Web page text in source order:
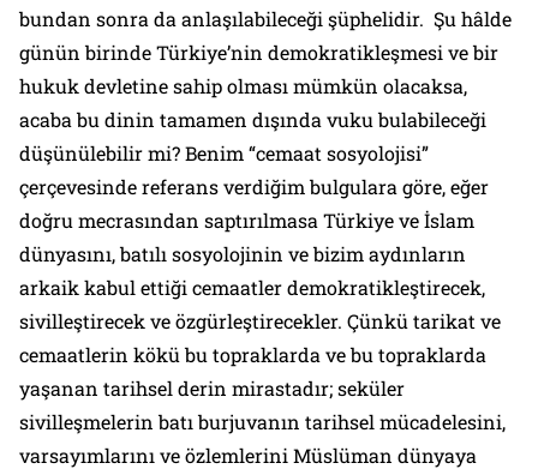
bundan sonra da anlaşılabileceği şüphelidir. Şu hâlde
günün birinde Türkiye’nin demokratikleşmesi ve bir
hukuk devletine sahip olması mümkün olacaksa,
acaba bu dinin tamamen dışında vuku bulabileceği
düşünülebilir mi? Benim “cemaat sosyolojisi”
çerçevesinde referans verdiğim bulgulara göre, eğer
doğru mecrasından saptırılmasa Türkiye ve İslam
dünyasını, batılı sosyolojinin ve bizim aydınların
arkaik kabul ettiği cemaatler demokratikleştirecek,
sivilleştirecek ve özgürleştirecekler. Çünkü tarikat ve
cemaatlerin kökü bu topraklarda ve bu topraklarda
yaşanan tarihsel derin mirastadır; seküler
sivilleşmelerin batı burjuvanın tarihsel mücadelesini,
varsayımlarını ve özlemlerini Müslüman dünyaya